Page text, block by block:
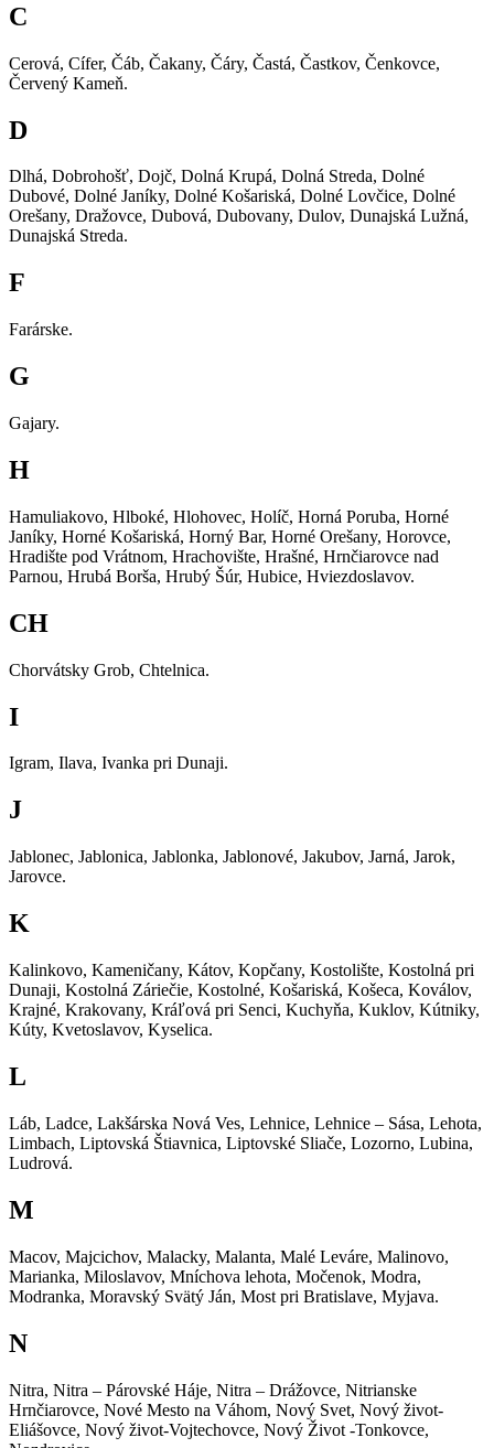
C
Cerová, Cífer, Čáb, Čakany, Čáry, Častá, Častkov, Čenkovce,
Červený Kameň.
D
Dlhá, Dobrohošť, Dojč, Dolná Krupá, Dolná Streda, Dolné
Dubové, Dolné Janíky, Dolné Košariská, Dolné Lovčice, Dolné
Orešany, Dražovce, Dubová, Dubovany, Dulov, Dunajská Lužná,
Dunajská Streda.
F
Farárske.
G
Gajary.
H
Hamuliakovo, Hlboké, Hlohovec, Holíč, Horná Poruba, Horné
Janíky, Horné Košariská, Horný Bar, Horné Orešany, Horovce,
Hradište pod Vrátnom, Hrachovište, Hrašné, Hrnčiarovce nad
Parnou, Hrubá Borša, Hrubý Šúr, Hubice, Hviezdoslavov.
CH
Chorvátsky Grob, Chtelnica.
I
Igram, Ilava, Ivanka pri Dunaji.
J
Jablonec, Jablonica, Jablonka, Jablonové, Jakubov, Jarná, Jarok,
Jarovce.
K
Kalinkovo, Kameničany, Kátov, Kopčany, Kostolište, Kostolná pri
Dunaji, Kostolná Záriečie, Kostolné, Košariská, Košeca, Koválov,
Krajné, Krakovany, Kráľová pri Senci, Kuchyňa, Kuklov, Kútniky,
Kúty, Kvetoslavov, Kyselica.
L
Láb, Ladce, Lakšárska Nová Ves, Lehnice, Lehnice – Sása, Lehota,
Limbach, Liptovská Štiavnica, Liptovské Sliače, Lozorno, Lubina,
Ludrová.
M
Macov, Majcichov, Malacky, Malanta, Malé Leváre, Malinovo,
Marianka, Miloslavov, Mníchova lehota, Močenok, Modra,
Modranka, Moravský Svätý Ján, Most pri Bratislave, Myjava.
N
Nitra, Nitra – Párovské Háje, Nitra – Drážovce, Nitrianske
Hrnčiarovce, Nové Mesto na Váhom, Nový Svet, Nový život-
Eliášovce, Nový život-Vojtechovce, Nový Život -Tonkovce,